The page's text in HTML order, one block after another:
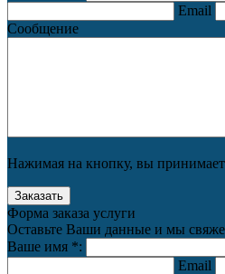
Email
Сообщение
Нажимая на кнопку, вы
Форма заказа услуги
Оставьте Ваши данные и мы
Ваше имя *:
Email